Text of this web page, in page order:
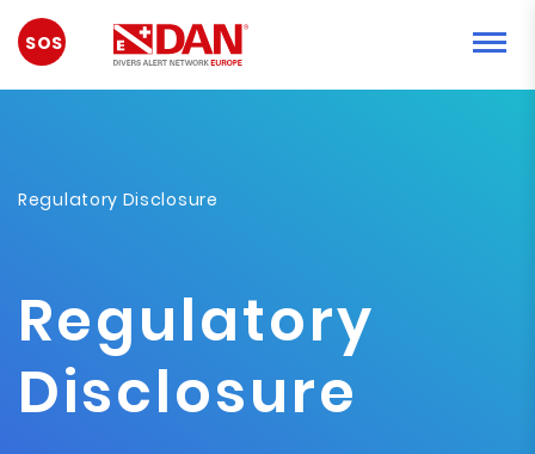
NOODGEVAL
Regulatory Disclosure
Regulatory
Disclosure